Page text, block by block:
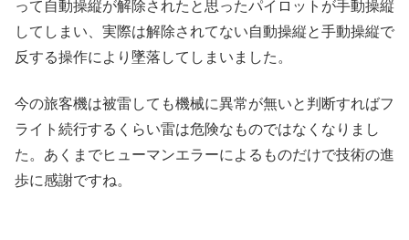
って自動操縦が解除されたと思ったパイロットが手動操縦
してしまい、実際は解除されてない自動操縦と手動操縦で
反する操作により墜落してしまいました。
今の旅客機は被雷しても機械に異常が無いと判断すればフ
ライト続行するくらい雷は危険なものではなくなりまし
た。あくまでヒューマンエラーによるものだけで技術の進
歩に感謝ですね。